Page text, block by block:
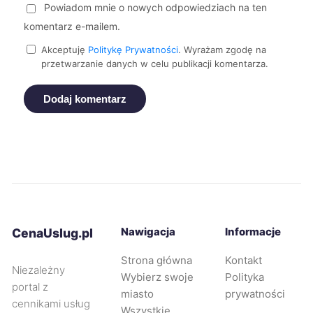
Nysa 431 zł
Ostrów Wielkopolski 431 zł
Siemianowice Śląskie
Słupsk TWOJE MIASTO 433 zł
Powiadom mnie o nowych odpowiedziach na ten
komentarz e-mailem.
Akceptuję Politykę Prywatności. Wyrażam zgodę na
przetwarzanie danych w celu publikacji komentarza.
Dodaj komentarz
CenaUslug.pl
Niezależny
portal z
cennikami usług
Nawigacja
Strona główna
Wybierz swoje
miasto
Informacje
Kontakt
Polityka
prywatności